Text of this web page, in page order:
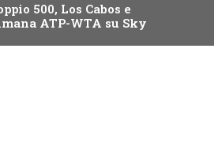
500, Los Cabos e
ATP-WTA su Sky